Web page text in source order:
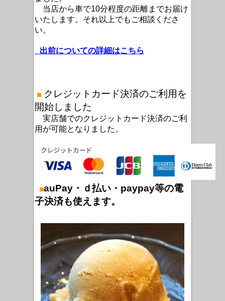
当店から車で10分程度の距離までお届け
いたします。それ以上でもご相談くださ
い。
出前についての詳細はこちら
クレジットカード決済のご利用を
開始しました
実店舗でのクレジットカード決済のご利
用が可能となりました。
auPay・ｄ払い・paypay等の電
子決済も使えます。